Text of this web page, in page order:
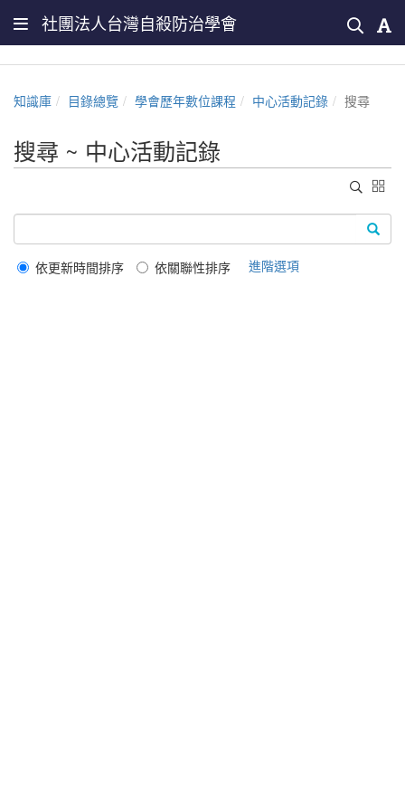
社團法人台灣自殺防治學會
知識庫 目錄總覽 學會歷年數位課程 中心活動記錄 搜尋
搜尋 ~ 中心活動記錄
依更新時間排序 依關聯性排序 進階選項